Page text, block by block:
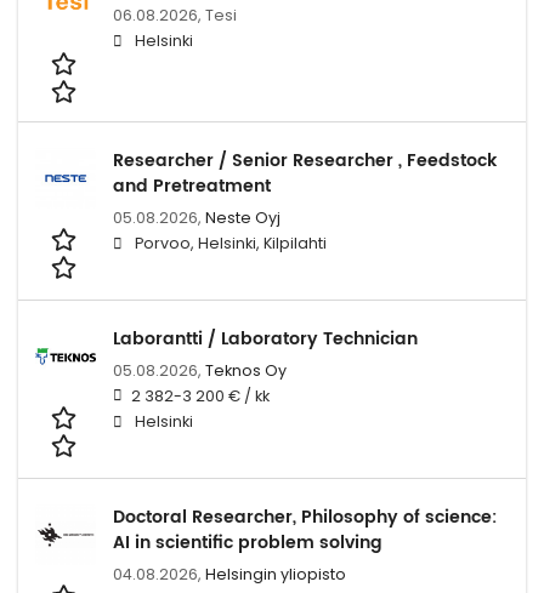
06.08.2026, Tesi
Helsinki
Researcher / Senior Researcher , Feedstock
and Pretreatment
05.08.2026, Neste Oyj
Porvoo, Helsinki, Kilpilahti
Laborantti / Laboratory Technician
05.08.2026, Teknos Oy
2 382-3 200 € / kk
Helsinki
Doctoral Researcher, Philosophy of science:
AI in scientific problem solving
04.08.2026, Helsingin yliopisto